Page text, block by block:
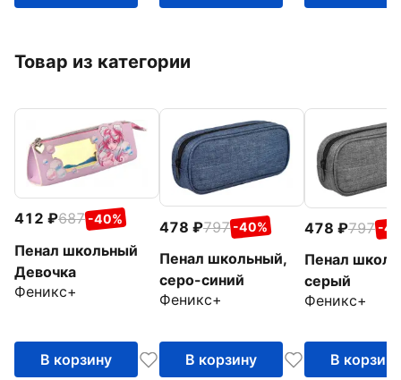
Товар из категории
412 687 -40%
Пенал школьный
Девочка
Феникс+
В корзину
478 797 -40%
Пенал школьный,
серо-синий
Феникс+
В корзину
478 797 -
Пенал
серый
Феникс+
В корзину